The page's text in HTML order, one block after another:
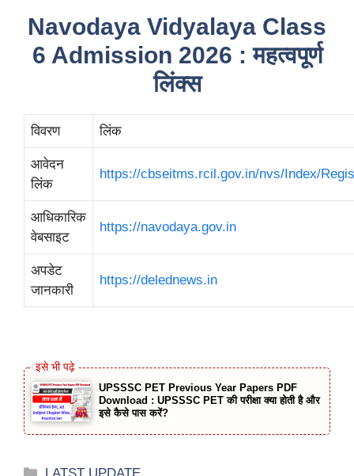
Navodaya Vidyalaya Class
6 Admission 2026 : महत्वपूर्ण
लिंक्स
विवरण लिंक
आवेदन
लिंक
https://cbseitms.rcil.gov.in/nvs/Index/
आधिकारिक
वेबसाइट
https://navodaya.gov.in
अपडेट
जानकारी
https://delednews.in
UPSSSC PET Previous Year Papers PDF
Download : UPSSSC PET की परीक्षा क्या होती है और
इसे कैसे पास करें?
Categories
LATST UPDATE